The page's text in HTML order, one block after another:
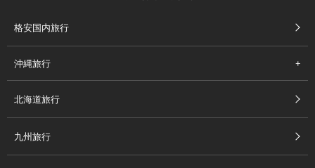
格安国内旅行
沖縄旅行
北海道旅行
九州旅行